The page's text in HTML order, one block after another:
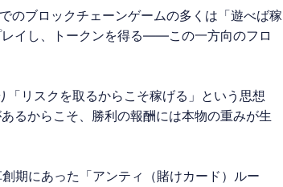
のブロックチェーンゲームの多くは「遊べば稼
イし、トークンを得る——この一方向のフロ
リスクを取るからこそ稼げる」という思想
るからこそ、勝利の報酬には本物の重みが生
期にあった「アンティ（賭けカード）ルー